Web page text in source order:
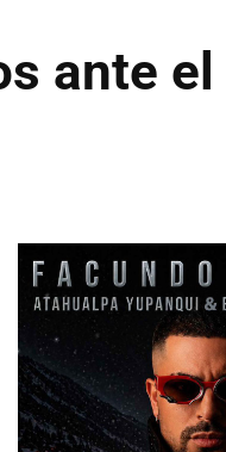
ante el